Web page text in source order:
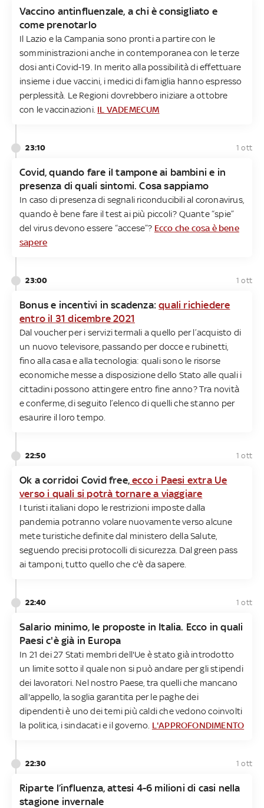
Vaccino antinfluenzale, a chi è consigliato e
come prenotarlo
Il Lazio e la Campania sono pronti a partire con le
somministrazioni anche in contemporanea con le terze
dosi anti Covid-19. In merito alla possibilità di effettuare
insieme i due vaccini, i medici di famiglia hanno espresso
perplessità. Le Regioni dovrebbero iniziare a ottobre
con le vaccinazioni. IL VADEMECUM
23:10 1 ott
Covid, quando fare il tampone ai bambini e in
presenza di quali sintomi. Cosa sappiamo
In caso di presenza di segnali riconducibili al coronavirus,
quando è bene fare il test ai più piccoli? Quante “spie”
del virus devono essere “accese”? Ecco che cosa è bene
sapere
23:00 1 ott
Bonus e incentivi in scadenza:quali richiedere
entro il 31 dicembre 2021
Dal voucher per i servizi termali a quello per l’acquisto di
un nuovo televisore, passando per docce e rubinetti,
fino alla casa e alla tecnologia: quali sono le risorse
economiche messe a disposizione dello Stato alle quali i
cittadini possono attingere entro fine anno? Tra novità
e conferme, di seguito l’elenco di quelli che stanno per
esaurire il loro tempo.
22:50 1 ott
Ok a corridoi Covid free, ecco i Paesi extra Ue
verso i quali si potrà tornare a viaggiare
I turisti italiani dopo le restrizioni imposte dalla
pandemia potranno volare nuovamente verso alcune
mete turistiche definite dal ministero della Salute,
seguendo precisi protocolli di sicurezza. Dal green pass
ai tamponi, tutto quello che c'è da sapere.
22:40 1 ott
Salario minimo, le proposte in Italia. Ecco in quali
Paesi c'è già in Europa
In 21 dei 27 Stati membri dell'Ue è stato già introdotto
un limite sotto il quale non si può andare per gli stipendi
dei lavoratori. Nel nostro Paese, tra quelli che mancano
all'appello, la soglia garantita per le paghe dei
dipendenti è uno dei temi più caldi che vedono coinvolti
la politica, i sindacati e il governo. L'APPROFONDIMENTO
22:30 1 ott
Riparte l’influenza, attesi 4-6 milioni di casi nella
stagione invernale